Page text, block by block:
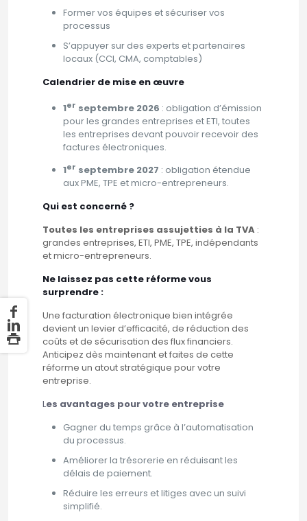
Former vos équipes et sécuriser vos
processus
S’appuyer sur des experts et partenaires
locaux (CCI, CMA, comptables)
Calendrier de mise en œuvre
1er septembre 2026 : obligation d’émission
pour les grandes entreprises et ETI, toutes
les entreprises devant pouvoir recevoir des
factures électroniques.
1er septembre 2027 : obligation étendue
aux PME, TPE et micro-entrepreneurs.
Qui est concerné ?
Toutes les entreprises assujetties à la TVA :
grandes entreprises, ETI, PME, TPE, indépendants
et micro-entrepreneurs.
Ne laissez pas cette réforme vous
surprendre :
Une facturation électronique bien intégrée
devient un levier d’efficacité, de réduction des
coûts et de sécurisation des flux financiers.
Anticipez dès maintenant et faites de cette
réforme un atout stratégique pour votre
entreprise.
Les avantages pour votre entreprise
Gagner du temps grâce à l’automatisation
du processus.
Améliorer la trésorerie en réduisant les
délais de paiement.
Réduire les erreurs et litiges avec un suivi
simplifié.